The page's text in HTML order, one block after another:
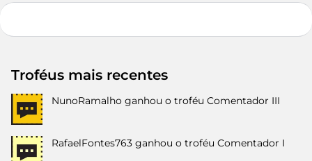
Troféus mais recentes
NunoRamalho ganhou o troféu Comentador III
RafaelFontes763 ganhou o troféu Comentador I